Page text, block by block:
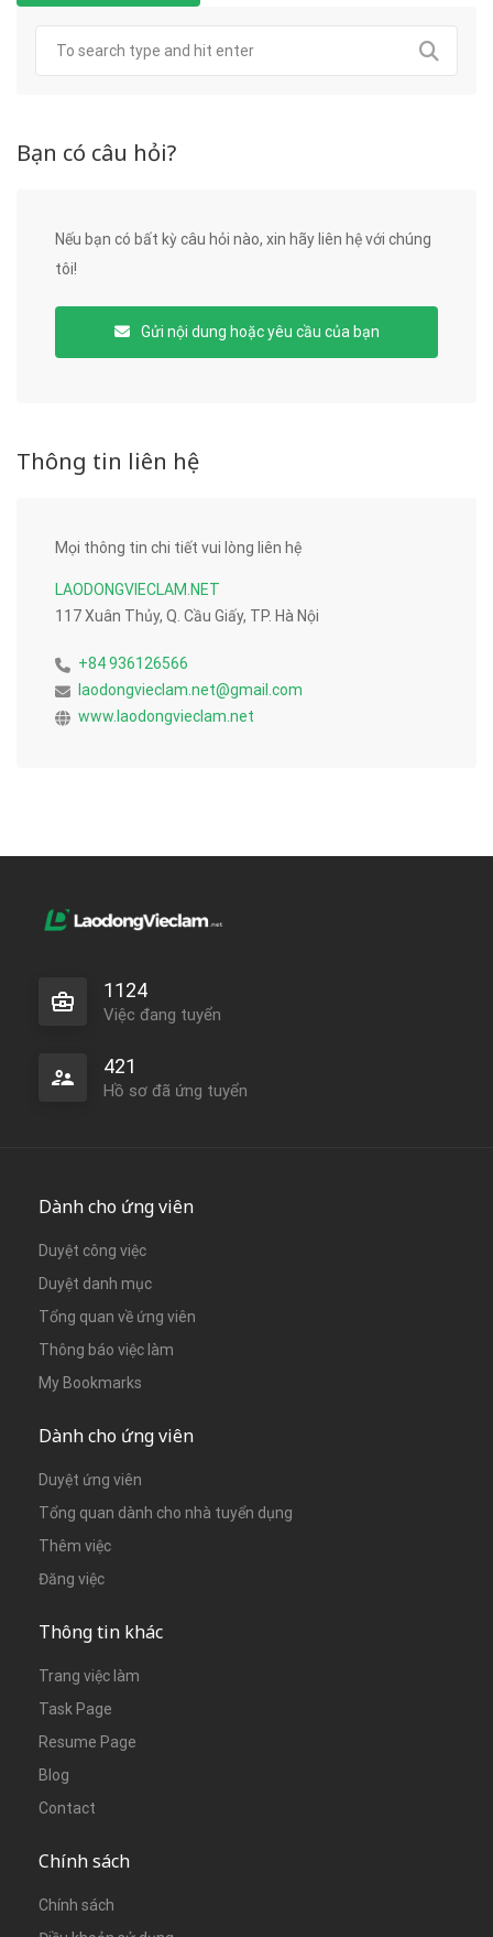
Bạn có câu hỏi?
Nếu bạn có bất kỳ câu hỏi nào, xin hãy liên hệ với chúng
tôi!
Gửi nội dung hoặc yêu cầu của bạn
Thông tin liên hệ
Mọi thông tin chi tiết vui lòng liên hệ
LAODONGVIECLAM.NET
117 Xuân Thủy, Q. Cầu Giấy, TP. Hà Nội
+84 936126566
laodongvieclam.net@gmail.com
www.laodongvieclam.net
1124
Việc đang tuyển
421
Hồ sơ đã ứng tuyển
Dành cho ứng viên
Duyệt công việc
Duyệt danh mục
Tổng quan về ứng viên
Thông báo việc làm
My Bookmarks
Dành cho ứng viên
Duyệt ứng viên
Tổng quan dành cho nhà tuyển dụng
Thêm việc
Đăng việc
Thông tin khác
Trang việc làm
Task Page
Resume Page
Blog
Contact
Chính sách
Chính sách